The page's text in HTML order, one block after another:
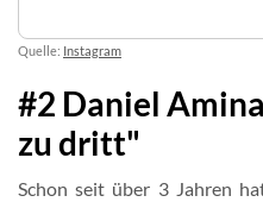
Quelle: Instagram
#2 Daniel
zu dritt"
Schon seit über 3 Jahren